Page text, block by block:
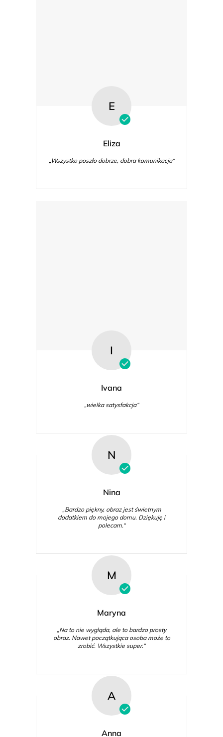
E
Eliza
„Wszystko poszło dobrze, dobra komunikacja“
I
Ivana
„wielka satysfakcja“
N
Nina
„Bardzo piękny, obraz jest świetnym
dodatkiem do mojego domu. Dziękuję i
polecam.“
M
Maryna
„Na to nie wygląda, ale to bardzo prosty
obraz. Nawet początkująca osoba może to
zrobić. Wszystkie super.“
A
Anna